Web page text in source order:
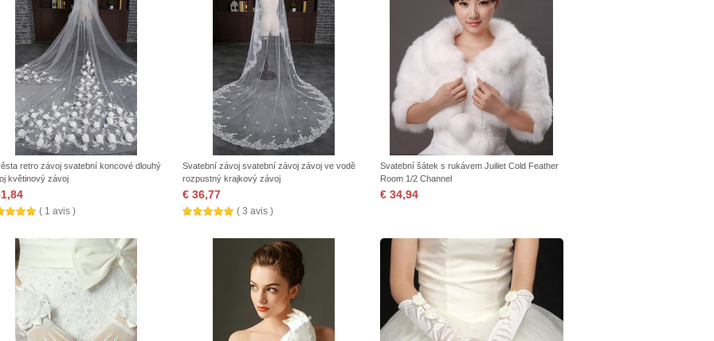
retro závoj svatební koncové dlouhý
květinový závoj
( 1 avis )
Svatební závoj svatební závoj závoj ve vodě
rozpustný krajkový závoj
€ 36,77
( 3 avis )
Svatební šátek s rukávem Juiliet Cold Feather
Room 1/2 Channel
€ 34,94